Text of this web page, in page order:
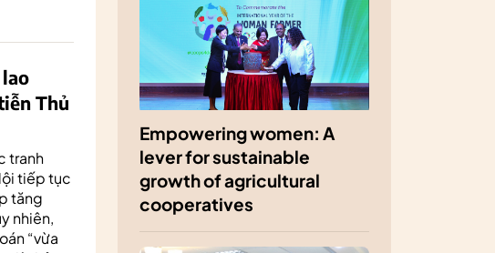
Thủ
tranh
tiếp tục
tăng
nhiên,
“vừa
Empowering women: A
lever for sustainable
growth of agricultural
cooperatives